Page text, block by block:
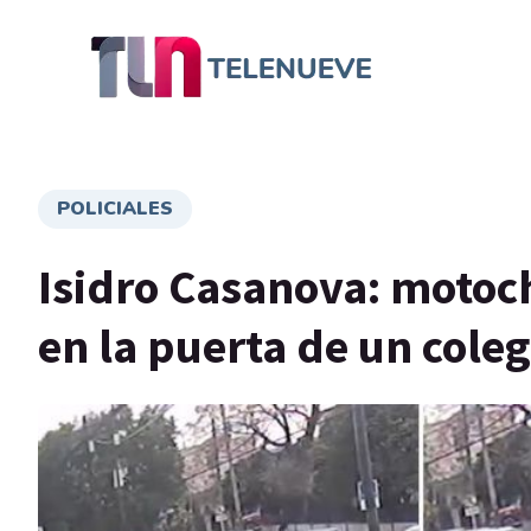
POLICIALES
Isidro Casanova:
en la puerta de un